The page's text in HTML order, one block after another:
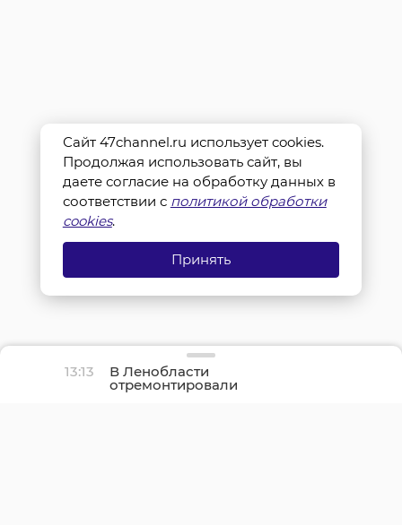
13:13 В Ленобласти
отремонтировали
участок трассы «Красное
Сайт 47channel.ru использует cookies.
Продолжая использовать сайт, вы
даете согласие на обработку данных в
соответствии с политикой обработки
cookies.
Принять